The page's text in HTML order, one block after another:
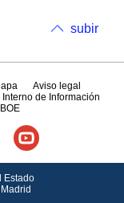
subir
Aviso legal
Interno de Información
Estado